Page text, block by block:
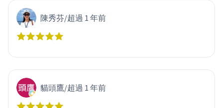
陳秀芬/超過 1 年前
貓頭鷹/超過 1 年前